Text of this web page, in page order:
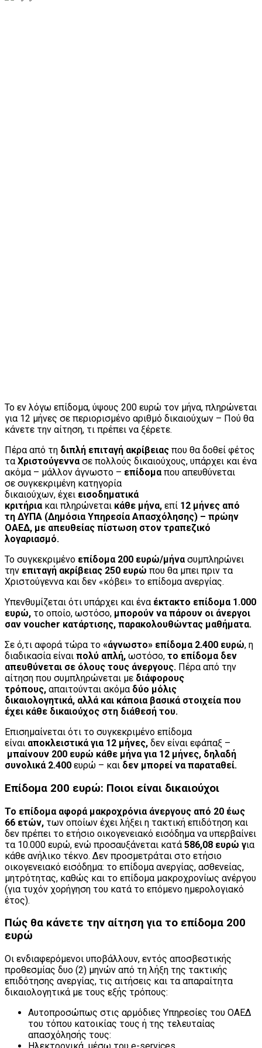
Το εν λόγω επίδομα, ύψους 200 ευρώ τον μήνα, πληρώνεται
για 12 μήνες σε περιορισμένο αριθμό δικαιούχων – Πού θα
κάνετε την αίτηση, τι πρέπει να ξέρετε.
Πέρα από τη διπλή επιταγή ακρίβειας που θα δοθεί φέτος
ταΧριστούγεννασε πολλούς δικαιούχους, υπάρχει και ένα
ακόμα – μάλλον άγνωστο – επίδομαπου απευθύνεται
σε συγκεκριμένη κατηγορία
δικαιούχων, έχει εισοδηματικά
κριτήριακαι πληρώνεται κάθε μήνα, επί 12 μήνες από
τη ΔΥΠΑ (Δημόσια Υπηρεσία Απασχόλησης) – πρώην
ΟΑΕΔ, με απευθείας πίστωση στον τραπεζικό
λογαριασμό.
Το συγκεκριμένο επίδομα 200 ευρώ/μήνασυμπληρώνει
την επιταγή ακρίβειας 250 ευρώ που θα μπει πριν τα
Χριστούγεννα και δεν «κόβει» το επίδομα ανεργίας.
Υπενθυμίζεται ότι υπάρχει και ένα έκτακτο επίδομα 1.000
ευρώ, το οποίο, ωστόσο, μπορούν να πάρουν οι άνεργοι
σαν voucher κατάρτισης, παρακολουθώντας μαθήματα.
Σε ό,τι αφορά τώρα το «άγνωστο» επίδομα 2.400 ευρώ, η
διαδικασία είναι πολύ απλή, ωστόσο, το επίδομα δεν
απευθύνεται σε όλους τους άνεργους. Πέρα από την
αίτηση που συμπληρώνεται με διάφορους
τρόπους, απαιτούνται ακόμαδύο μόλις
δικαιολογητικά, αλλά και κάποια βασικά στοιχεία που
έχει κάθε δικαιούχος στη διάθεσή του.
Επισημαίνεται ότι το συγκεκριμένο επίδομα
είναι αποκλειστικά για 12 μήνες, δεν είναι εφάπαξ –
μπαίνουν 200 ευρώ κάθε μήνα για 12 μήνες, δηλαδή
συνολικά 2.400 ευρώ – και δεν μπορεί να παραταθεί.
Επίδομα 200 ευρώ: Ποιοι είναι δικαιούχοι
Το επίδομα αφορά μακροχρόνια άνεργους από 20 έως
66 ετών, των οποίων έχει λήξει η τακτική επιδότηση και
δεν πρέπει το ετήσιο οικογενειακό εισόδημα να υπερβαίνει
τα 10.000 ευρώ, ενώ προσαυξάνεται κατά 586,08 ευρώ για
κάθε ανήλικο τέκνο. Δεν προσμετράται στο ετήσιο
οικογενειακό εισόδημα: το επίδομα ανεργίας, ασθενείας,
μητρότητας, καθώς και το επίδομα μακροχρονίως ανέργου
(για τυχόν χορήγηση του κατά το επόμενο ημερολογιακό
έτος).
Πώς θα κάνετε την αίτηση για το επίδομα 200
ευρώ
Οι ενδιαφερόμενοι υποβάλλουν, εντός αποσβεστικής
προθεσμίας δυο (2) μηνών από τη λήξη της τακτικής
επιδότησης ανεργίας, τις αιτήσεις και τα απαραίτητα
δικαιολογητικά με τους εξής τρόπους:
Aυτοπροσώπως στις αρμόδιες Υπηρεσίες του ΟΑΕΔ
του τόπου κατοικίας τους ή της τελευταίας
απασχόλησής τους: